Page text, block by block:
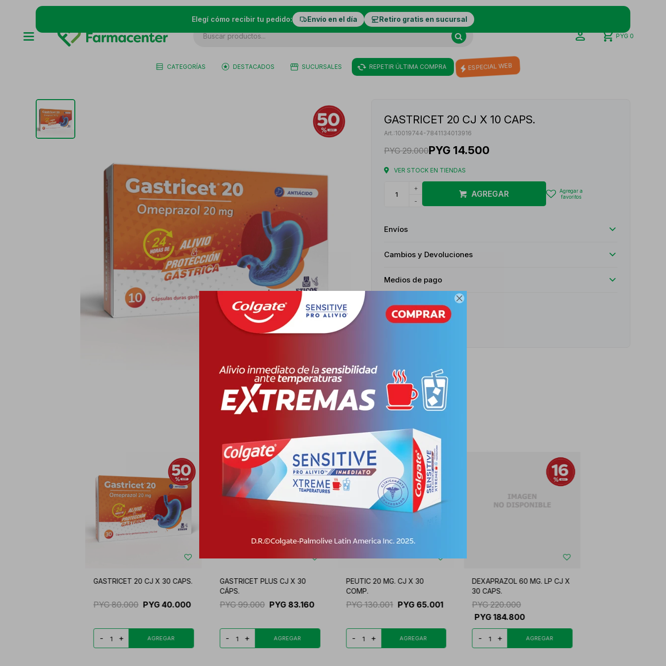

Elegí cómo recibir tu pedido: Envío en el día Retiro gratis en sucursal
CATEGORÍAS DESTACADOS SUCURSALES REPETIR ÚLTIMA COMPRA ESPECIAL WEB
PYG 0
GASTRICET 20 CJ X 10 CAPS.
10019744-7841134013916
PYG 29.000PYG 14.500
VER STOCK EN TIENDAS
+
-
AGREGAR
Envíos
Cambios y Devoluciones
Medios de pago
Características
Receta Venta libre
Productos que te pueden interesar
GASTRICET 20 CJ X 30 CAPS.
PYG 80.000 PYG 40.000
- +
GASTRICET PLUS CJ X 30
CÁPS.
PYG 99.000 PYG 83.160
- +
PEUTIC 20 MG. CJ X 30
COMP.
PYG 130.001 PYG 65.001
- +
DEXAPRAZOL 60 MG. LP CJ X
30 CAPS.
PYG 220.000
PYG 184.800
- +